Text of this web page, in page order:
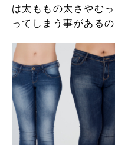
は太ももの太さやむ
ってしまう事があるの